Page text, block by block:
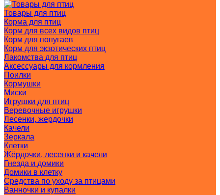
Товары для птиц
Корма для птиц
Корм для всех видов птиц
Корм для попугаев
Корм для экзотических птиц
Лакомства для птиц
Аксессуары для кормления
Поилки
Кормушки
Миски
Игрушки для птиц
Веревочные игрушки
Лесенки, жердочки
Качели
Зеркала
Клетки
Жёрдочки, лесенки и качели
Гнезда и домики
Домики в клетку
Средства по уходу за птицами
Ванночки и купалки